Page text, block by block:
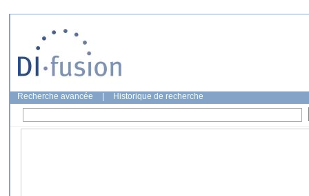
Recherche avancée Historique de recherche